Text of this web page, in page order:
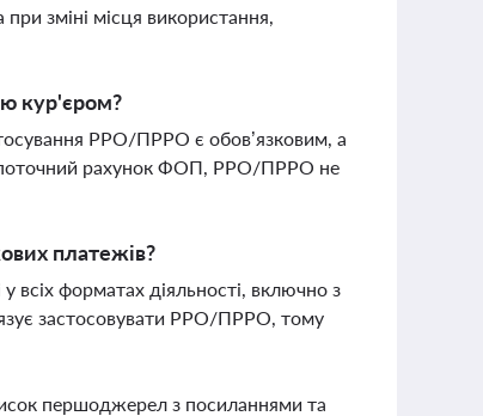
зміні місця використання,
кур'єром?
РРО/ПРРО є обов’язковим, а
поточний рахунок ФОП, РРО/ПРРО не
платежів?
всіх форматах діяльності, включно з
застосовувати РРО/ПРРО, тому
першоджерел з посиланнями та